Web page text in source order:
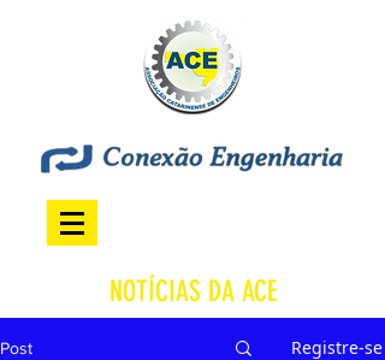
NOTÍCIAS DA ACE
Post Registre-se